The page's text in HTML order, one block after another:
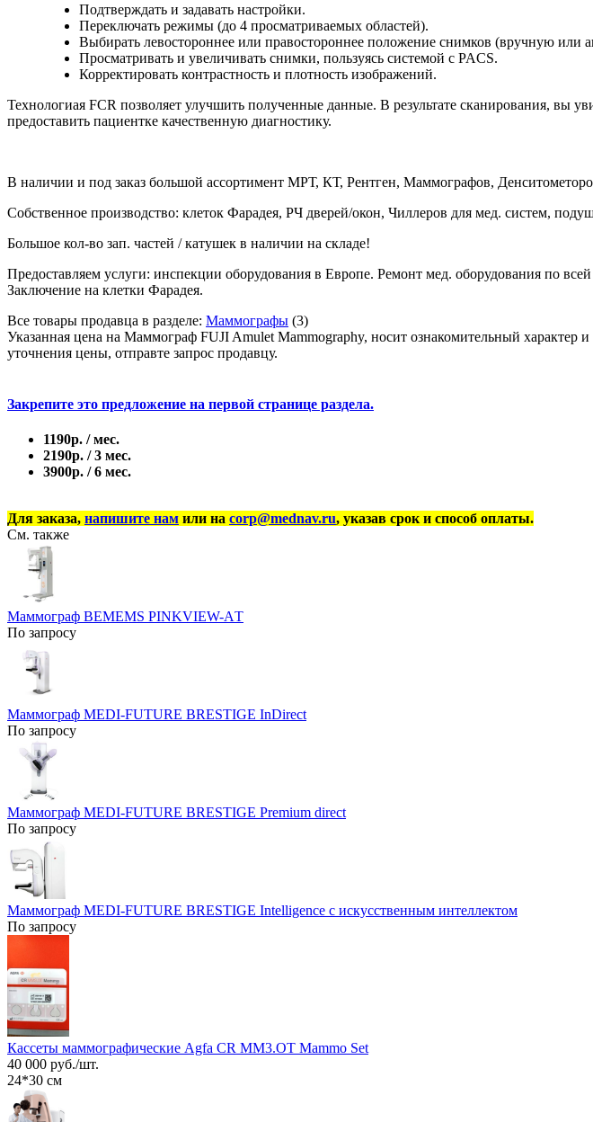
Подтверждать и задавать настройки.
Переключать режимы (до 4 просматриваемых областей).
Выбирать левостороннее или правостороннее положение снимков (вручную или
Просматривать и увеличивать снимки, пользуясь системой с PACS.
Корректировать контрастность и плотность изображений.
Технологиая FCR позволяет улучшить полученные данные. В результате сканирования, вы
предоставить пациентке качественную диагностику.
В наличии и под заказ большой ассортимент МРТ, КТ, Рентген, Маммографов,
Собственное производство: клеток Фарадея, РЧ дверей/окон, Чиллеров для мед. систем,
Большое кол-во зап. частей / катушек в наличии на складе!
Предоставляем услуги: инспекции оборудования в Европе. Ремонт мед. оборудования по
Заключение на клетки Фарадея.
Все товары продавца в разделе: Маммографы (3)
Указанная цена на Маммограф FUJI Amulet Mammography, носит ознакомительный
уточнения цены, отправте запрос продавцу.
Закрепите это предложение на первой странице раздела.
1190р. / мес.
2190р. / 3 мес.
3900р. / 6 мес.
Для заказа, напишите нам или на corp@mednav.ru, указав срок и способ оплаты.
См. также
Маммограф BEMEMS PINKVIEW-АT
По запросу
Маммограф MEDI-FUTURE BRESTIGE InDirect
По запросу
Маммограф MEDI-FUTURE BRESTIGE Premium direct
По запросу
Маммограф MEDI-FUTURE BRESTIGE Intelligence с искусственным интеллектом
По запросу
Кассеты маммографические Agfa CR MM3.OT Mammo Set
40 000 руб./шт.
24*30 см